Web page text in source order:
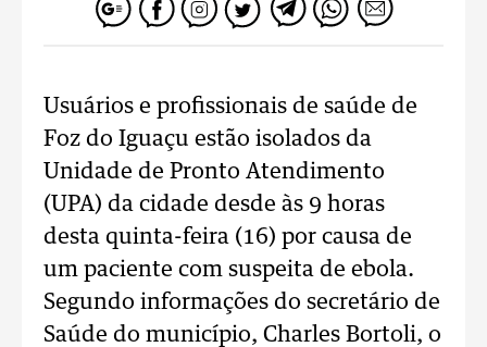
Usuários e profissionais de saúde de
Foz do Iguaçu estão isolados da
Unidade de Pronto Atendimento
(UPA) da cidade desde às 9 horas
desta quinta-feira (16) por causa de
um paciente com suspeita de ebola.
Segundo informações do secretário de
Saúde do município, Charles Bortoli, o